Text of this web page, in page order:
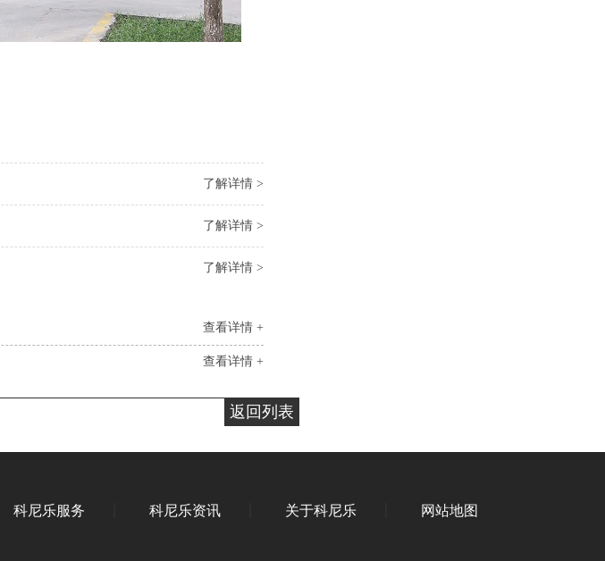
了解详情 >
了解详情 >
了解详情 >
查看详情 +
查看详情 +
返回列表
科尼乐服务 科尼乐资讯 关于科尼乐 网站地图